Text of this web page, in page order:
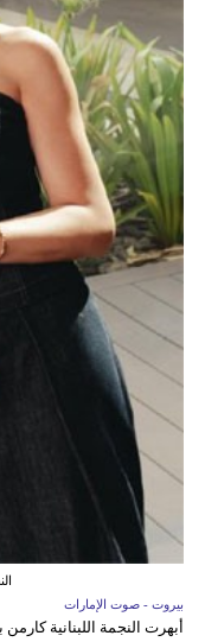
بيروت - صوت الإمارات
أبهرت النجمة اللبنانية